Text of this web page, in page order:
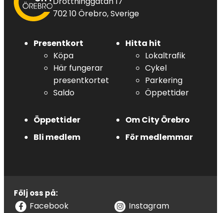
702 10 Örebro, Sverige
Presentkort
Köpa
Här fungerar
presentkortet
Saldo
Hitta hit
Lokaltrafik
Cykel
Parkering
Öppettider
Öppettider
Om City Örebro
Bli medlem
För medlemmar
Följ oss på:
Facebook Instagram